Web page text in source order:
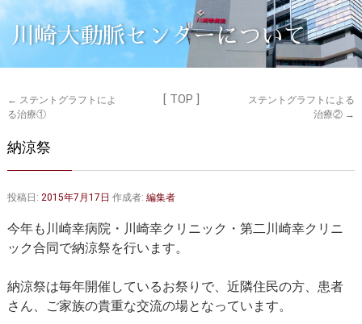
大動脈解離（解離性大動脈瘤）
胸部大動脈瘤の治療
腹部大動脈瘤の治療 急性大動脈解離の治療
何歳まで手術は可能か？ インフォームドコンセント
大動脈瘤について 詳細編
胸部大動脈瘤
腹部大動脈瘤
ステントグラフトによる治療 年齢・余病
川崎大動脈センターについて
← ステントグラフトによ
る治療①
[ TOP ]
ステントグラフトによる
治療② →
納涼祭
投稿日: 2015年7月17日 作成者: 編集者
今年も川崎幸病院・川崎幸クリニック・第二川崎幸クリニ
ック合同で納涼祭を行います。
納涼祭は毎年開催しているお祭りで、近隣住民の方、患者
さん、ご家族の貴重な交流の場となっています。